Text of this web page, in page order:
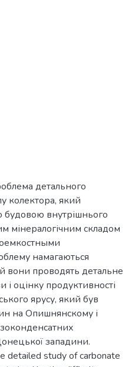
детального
колектора, який
будовою внутрішнього
мінералогічним складом
намагаються
вони проводять детальне
і оцінку продуктивності
ярусу, який був
на Опишнянскому і
западини.
detailed study of carbonate